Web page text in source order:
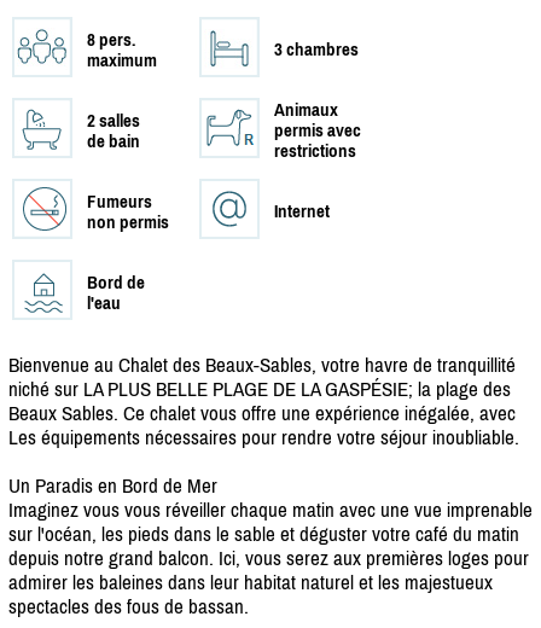
8 pers.
maximum
3 chambres
2 salles
de bain
Animaux
permis avec
restrictions
Fumeurs
non permis
Internet
Bord de
l'eau
Bienvenue au Chalet des Beaux-Sables, votre havre de tranquillité
niché sur LA PLUS BELLE PLAGE DE LA GASPÉSIE; la plage des
Beaux Sables. Ce chalet vous offre une expérience inégalée, avec
Les équipements nécessaires pour rendre votre séjour inoubliable.
Un Paradis en Bord de Mer
Imaginez vous vous réveiller chaque matin avec une vue imprenable
sur l'océan, les pieds dans le sable et déguster votre café du matin
depuis notre grand balcon. Ici, vous serez aux premières loges pour
admirer les baleines dans leur habitat naturel et les majestueux
spectacles des fous de bassan.